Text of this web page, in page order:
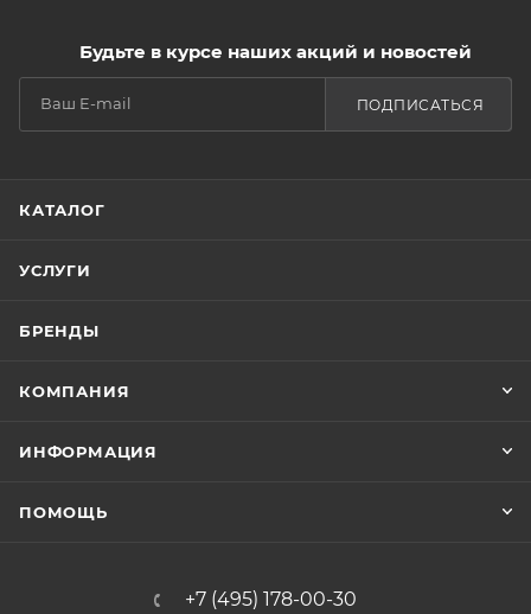
Будьте в курсе наших акций и новостей
ПОДПИСАТЬСЯ
КАТАЛОГ
УСЛУГИ
БРЕНДЫ
КОМПАНИЯ
ИНФОРМАЦИЯ
ПОМОЩЬ
+7 (495) 178-00-30